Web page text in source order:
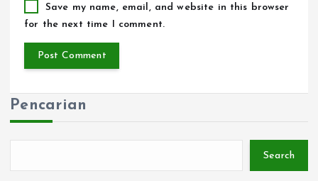
Save my name, email, and website in this browser
for the next time I comment.
Pencarian
Search